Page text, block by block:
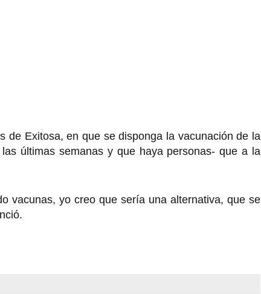
de Exitosa, en que se disponga la vacunación de la
últimas semanas y que haya personas- que a la
vacunas, yo creo que sería una alternativa, que se